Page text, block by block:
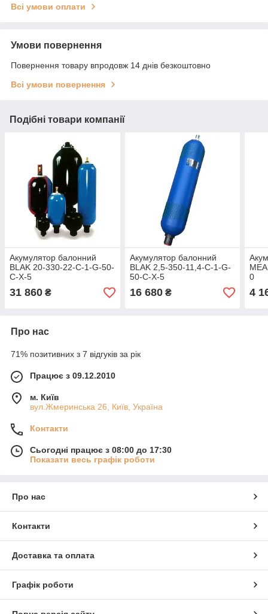
Всі умови оплати
Умови повернення
Повернення товару впродовж 14 днів безкоштовно
Всі умови повернення
Подібні товари компанії
Акумулятор балонний
BLAK 20-330-22-C-1-G-50-
C-X-5
31 860 ₴
Акумулятор балонний
BLAK 2,5-350-11,4-C-1-G-
50-C-X-5
16 680₴
0
4
Про нас
71% позитивних з 7 відгуків за рік
Працює з 09.12.2010
м. Київ
вул.Жмеринська 26, Київ, Україна
Контакти
Сьогодні працює з 08:00 до 17:30
Показати весь графік роботи
Про нас
Контакти
Доставка та оплата
Графік роботи